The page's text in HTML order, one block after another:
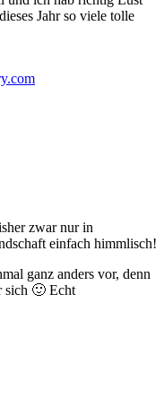
Jahr so viele tolle
zwar nur in
einfach himmlisch!
ganz anders vor, denn
sich 🙂 Echt